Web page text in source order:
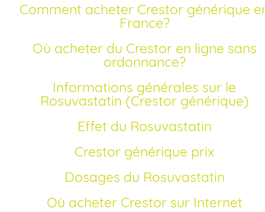
Comment acheter Crestor générique en
France?
Où acheter du Crestor en ligne sans
ordonnance?
Informations générales sur le
Rosuvastatin (Crestor générique)
Effet du Rosuvastatin
Crestor générique prix
Dosages du Rosuvastatin
Où acheter Crestor sur Internet